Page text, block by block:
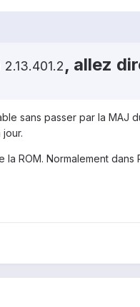
2.13.401.2, allez
sans passer par la
ROM. Normalement